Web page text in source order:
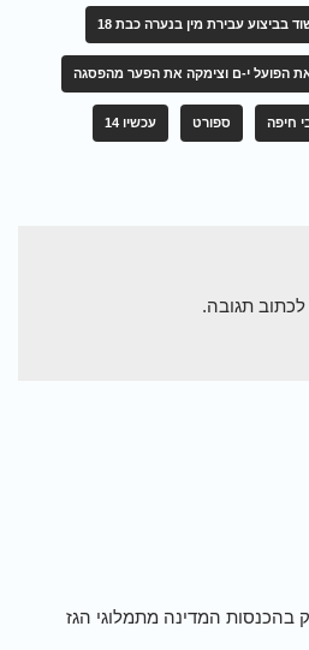
בביצוע עבירת מין בנערה כבת 18
חיפה ספורט עכשיו 14
לכתוב תגובה.